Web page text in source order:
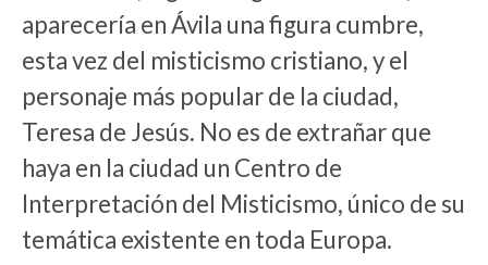
aparecería en Ávila una figura cumbre,
esta vez del misticismo cristiano, y el
personaje más popular de la ciudad,
Teresa de Jesús. No es de extrañar que
haya en la ciudad un Centro de
Interpretación del Misticismo, único de su
temática existente en toda Europa.